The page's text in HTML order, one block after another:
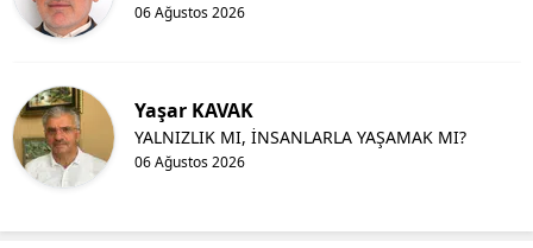
06 Ağustos 2026
Yaşar KAVAK
06 Ağustos 2026
YALNIZLIK MI, İNSANLARLA YAŞAMAK MI?